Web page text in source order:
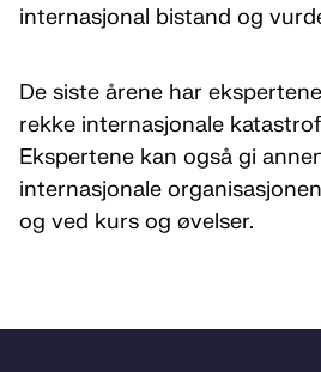
internasjonal bistand og
De siste årene har
rekke internasjonale
Ekspertene kan også gi
internasjonale
og ved kurs og øvelser.